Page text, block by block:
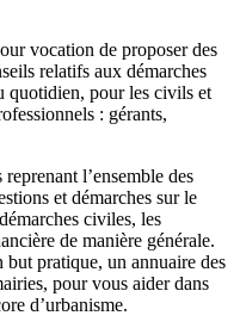
vocation de proposer des
relatifs aux démarches
quotidien, pour les civils et
: gérants,
l’ensemble des
et démarches sur le
civiles, les
de manière générale.
but pratique, un annuaire des
pour vous aider dans
d’urbanisme.